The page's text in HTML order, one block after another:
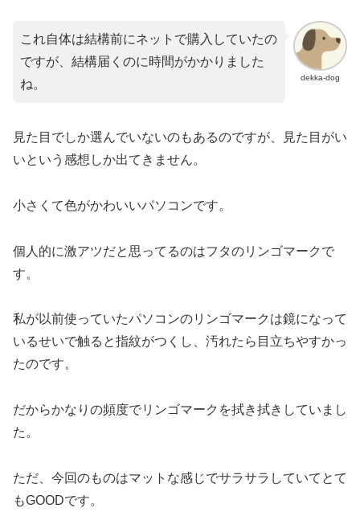
dekka-dog
これ自体は結構前にネットで購入していたの
ですが、結構届くのに時間がかかりました
ね。
見た目でしか選んでいないのもあるのですが、見た目がい
いという感想しか出てきません。
小さくて色がかわいいパソコンです。
個人的に激アツだと思ってるのはフタのリンゴマークで
す。
私が以前使っていたパソコンのリンゴマークは鏡になって
いるせいで触ると指紋がつくし、汚れたら目立ちやすかっ
たのです。
だからかなりの頻度でリンゴマークを拭き拭きしていまし
た。
ただ、今回のものはマットな感じでサラサラしていてとて
もGOODです。